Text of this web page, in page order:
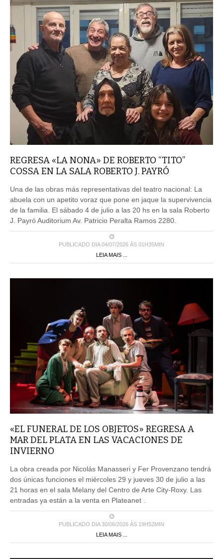
REGRESA «LA NONA» DE ROBERTO “TITO”
COSSA EN LA SALA ROBERTO J. PAYRÓ
Una de las obras más representativas del teatro nacional: La
abuela con un apetito voraz que pone en jaque la supervivencia
de la familia. El sábado 4 de julio a las 20 hs en la sala Roberto
J. Payró Auditorium Av. Patricio Peralta Ramos 2280.
PUBLICADO DIA 04/07/2026 ÀS 01H35MIN
LEIA MAIS ...
«EL FUNERAL DE LOS OBJETOS» REGRESA A
MAR DEL PLATA EN LAS VACACIONES DE
INVIERNO
La obra creada por Nicolás Manasseri y Fer Provenzano tendrá
dos únicas funciones el miércoles 29 y jueves 30 de julio a las
21 horas en el sala Melany del Centro de Arte City-Roxy. Las
entradas ya están a la venta en Plateanet .
PUBLICADO DIA 30/06/2026 ÀS 19H52MIN
LEIA MAIS ...